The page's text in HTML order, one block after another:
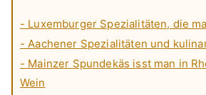
- Luxemburger Spezialitäten, die
- Aachener Spezialitäten und
- Mainzer Spundekäs isst man in
Wein